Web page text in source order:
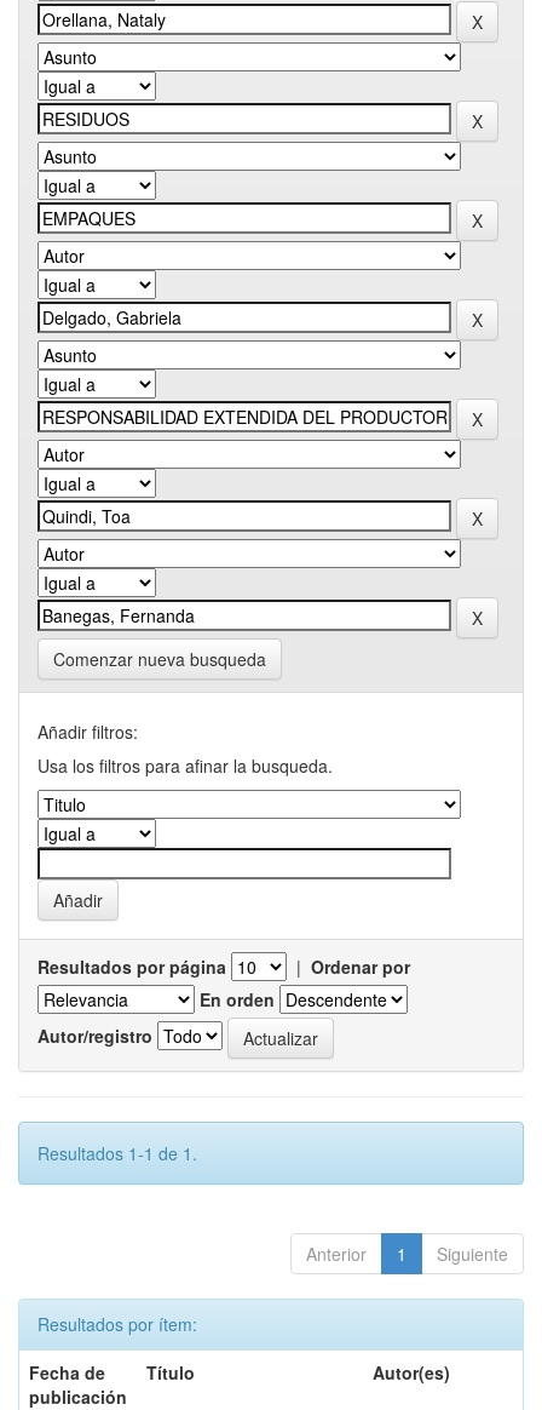
Comenzar nueva busqueda
Añadir filtros:
Usa los filtros para afinar la busqueda.
Resultados por página | Ordenar por
En orden
Autor/registro
Resultados 1-1 de 1.
Anterior 1 Siguiente
Resultados por ítem:
Fecha de
publicación
Título Autor(es)